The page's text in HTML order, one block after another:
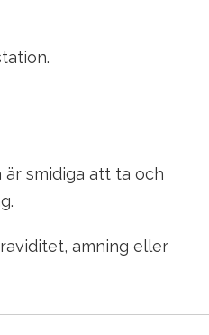
smidiga att ta och
amning eller